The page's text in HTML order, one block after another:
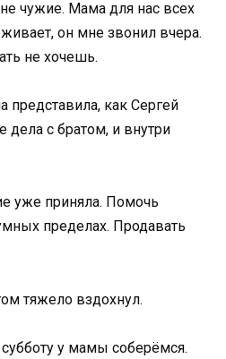
чужие. Мама для нас всех
он мне звонил вчера.
не хочешь.
представила, как Сергей
с братом, и внутри
уже приняла. Помочь
пределах. Продавать
тяжело вздохнул.
у мамы соберёмся.